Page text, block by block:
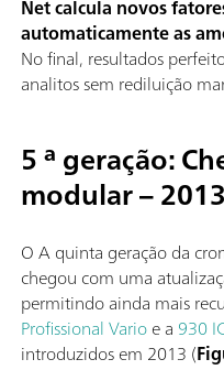
Net calcula novos
automaticamente as
No final, resultados
analitos sem rediluição
5 ª geração:
modular – 2013
O A quinta geração da
chegou com uma
permitindo ainda mais
Profissional Varioe a 930
introduzidos em 2013 (